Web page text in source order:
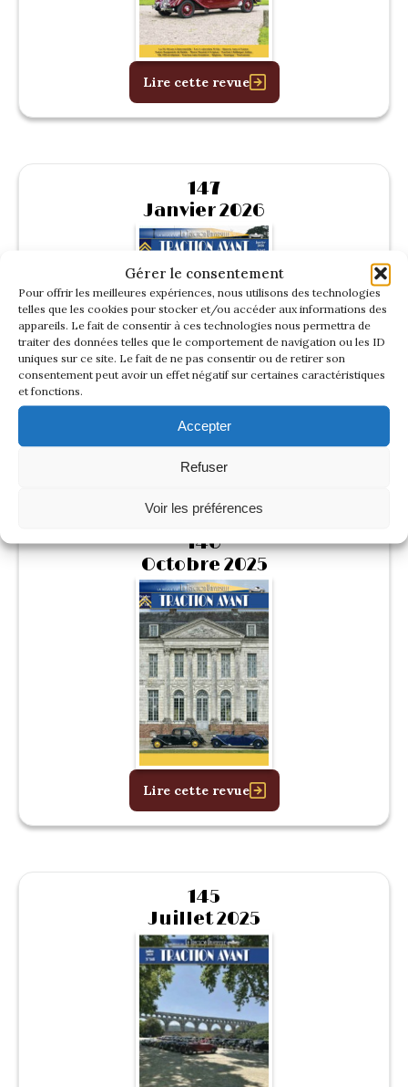
Gérer le consentement
Pour offrir les meilleures expériences, nous utilisons des technologies
telles que les cookies pour stocker et/ou accéder aux informations des
appareils. Le fait de consentir à ces technologies nous permettra de
traiter des données telles que le comportement de navigation ou les ID
uniques sur ce site. Le fait de ne pas consentir ou de retirer son
consentement peut avoir un effet négatif sur certaines caractéristiques
et fonctions.
Accepter
Refuser
Voir les préférences
Lire cette revue
147
Janvier 2026
Lire cette revue
146
Octobre 2025
Lire cette revue
145
Juillet 2025